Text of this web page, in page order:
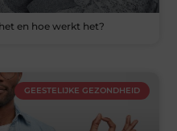
en hoe werkt het?
GEESTELIJKE GEZONDHEID